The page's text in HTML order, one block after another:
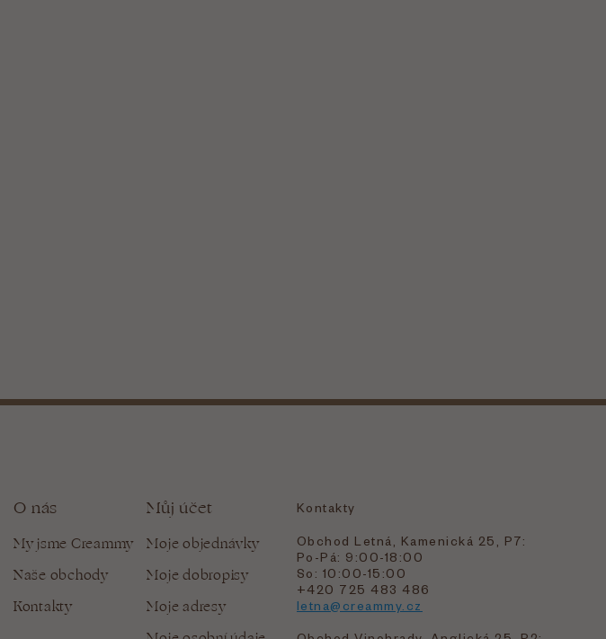
O nás
My jsme Creammy
Naše obchody
Kontakty
Můj účet
Moje objednávky
Moje dobropisy
Moje adresy
Kontakty
Obchod Letná, Kamenická 25, P7:
Po-Pá: 9:00-18:00
So: 10:00-15:00
+420 725 483 486
letna@creammy.cz